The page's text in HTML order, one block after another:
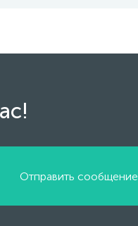
Отправить сообщение